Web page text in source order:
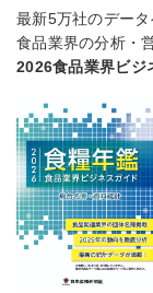
最新5万社のデータ
食品業界の分析・
2026食品業界ビジ